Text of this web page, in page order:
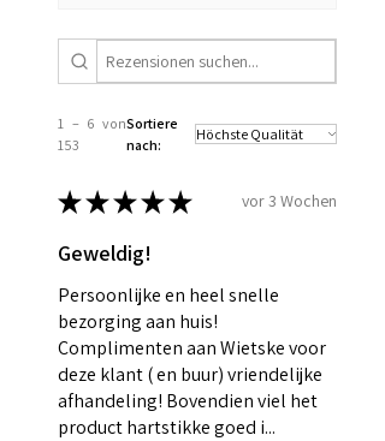
1 – 6 von
153
Sortiere
nach:
★★★★★ vor 3 Wochen
Geweldig!
Persoonlijke en heel snelle
bezorging aan huis!
Complimenten aan Wietske voor
deze klant ( en buur) vriendelijke
afhandeling! Bovendien viel het
product hartstikke goed i...